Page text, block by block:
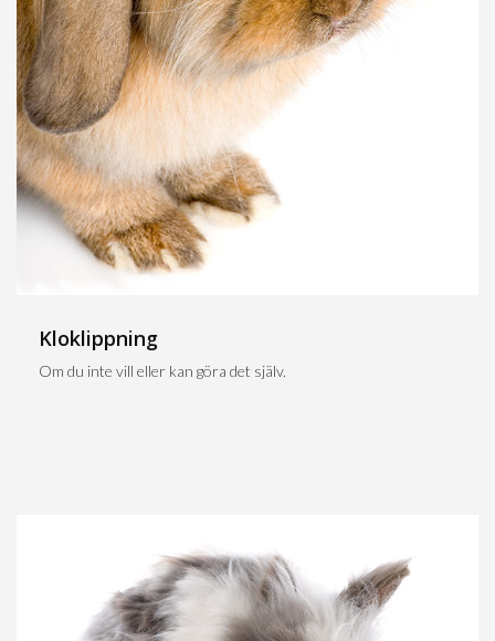
Kloklippning
Om du inte vill eller kan göra det själv.